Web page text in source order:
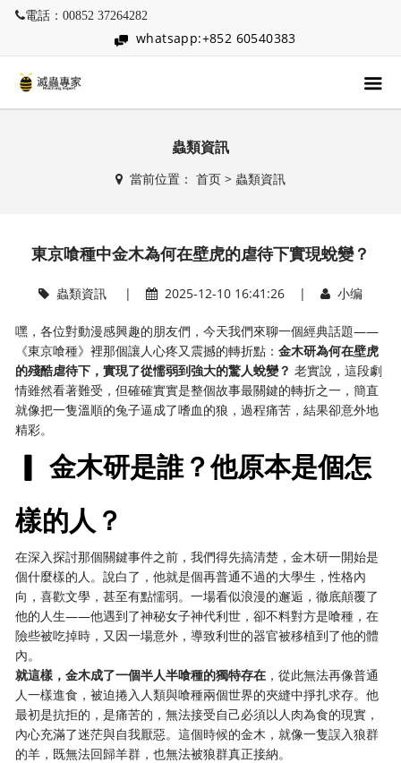
電話：00852 37264282
whatsapp:+852 60540383
蟲類資訊
當前位置： 首页> 蟲類資訊
東京喰種中金木為何在壁虎的虐待下實現蛻變？
蟲類資訊| 2025-12-10 16:41:26 | 小编
嘿，各位對動漫感興趣的朋友們，今天我們來聊一個經典話題——
《東京喰種》裡那個讓人心疼又震撼的轉折點：金木研為何在壁虎
的殘酷虐待下，實現了從懦弱到強大的驚人蛻變？ ​ 老實說，這段劇
情雖然看著難受，但確確實實是整個故事最關鍵的轉折之一，簡直
就像把一隻溫順的兔子逼成了嗜血的狼，過程痛苦，結果卻意外地
精彩。
▎ 金木研是誰？他原本是個怎
樣的人？
在深入探討那個關鍵事件之前，我們得先搞清楚，金木研一開始是
個什麼樣的人。說白了，他就是個再普通不過的大學生，性格內
向，喜歡文學，甚至有點懦弱。一場看似浪漫的邂逅，徹底顛覆了
他的人生——他遇到了神秘女子神代利世，卻不料對方是喰種，在
險些被吃掉時，又因一場意外，導致利世的器官被移植到了他的體
內。
就這樣，金木成了一個半人半喰種的獨特存在 ，從此無法再像普通
人一樣進食，被迫捲入人類與喰種兩個世界的夾縫中掙扎求存。他
最初是抗拒的，是痛苦的，無法接受自己必須以人肉為食的現實，
內心充滿了迷茫與自我厭惡。這個時候的金木，就像一隻誤入狼群
的羊，既無法回歸羊群，也無法被狼群真正接納。